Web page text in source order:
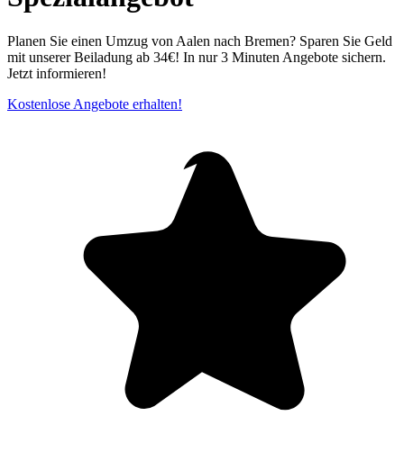
Planen Sie einen Umzug von Aalen nach Bremen? Sparen Sie Geld
mit unserer Beiladung ab 34€! In nur 3 Minuten Angebote sichern.
Jetzt informieren!
Kostenlose Angebote erhalten!